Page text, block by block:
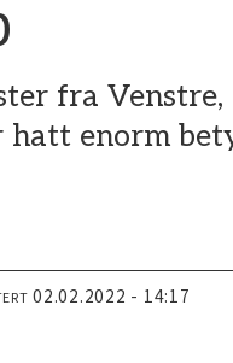
fra
hatt enorm
02.02.2022 - 14:17